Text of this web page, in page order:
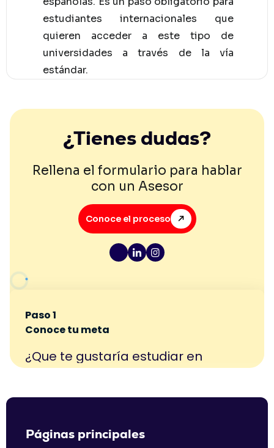
estudiantes internacionales que
quieren acceder a este tipo de
universidades a través de la vía
estándar.
¿Tienes dudas?
Rellena el formulario para hablar
con un Asesor
Conoce el proceso
Páginas principales